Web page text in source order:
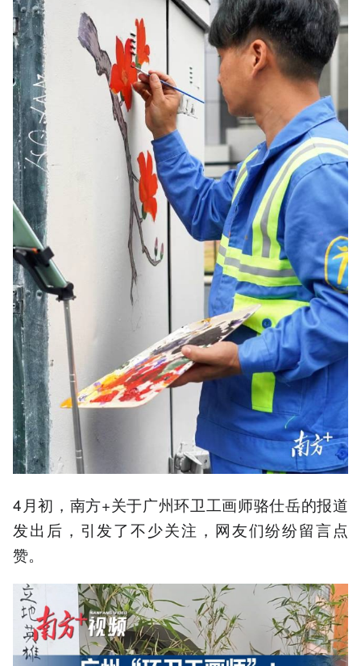
4月初，南方+关于广州环卫工画师骆仕岳的报道
发出后，引发了不少关注，网友们纷纷留言点
赞。